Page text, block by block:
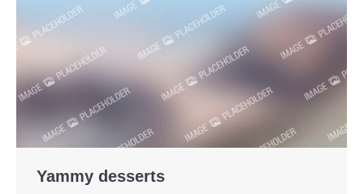
Yammy desserts